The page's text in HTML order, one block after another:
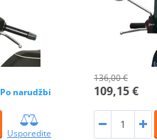
Po narudžbi
Usporedite
136,00 €
109,15 €